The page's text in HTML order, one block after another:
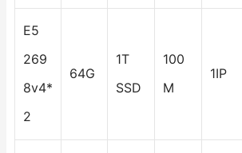
E5
269
8v4*
2
64G
1T
SSD
100
M
1IP